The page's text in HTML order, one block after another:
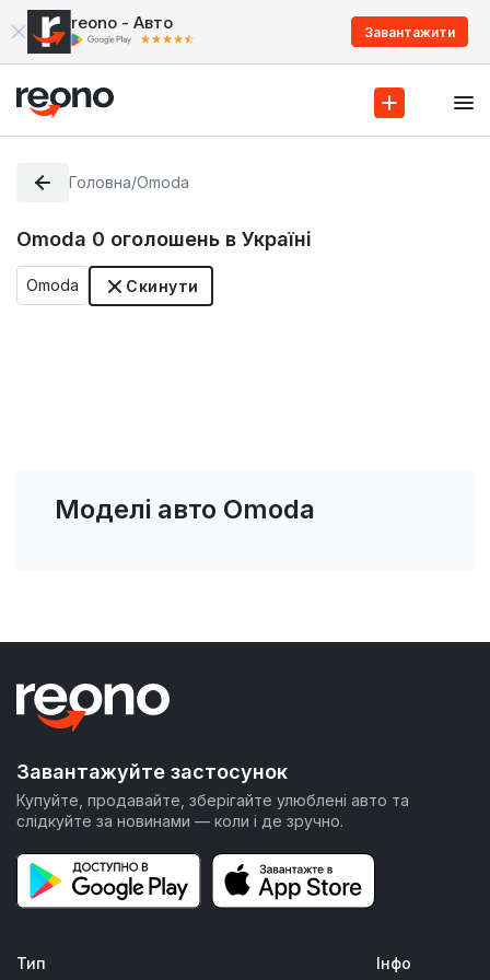
reono - Авто Завантажити
Головна/Omoda
Omoda 0 оголошень в Україні
Omoda Скинути
Моделі авто Omoda
Завантажуйте застосунок
Купуйте, продавайте, зберігайте улюблені авто та
слідкуйте за новинами — коли і де зручно.
Тип Інфо